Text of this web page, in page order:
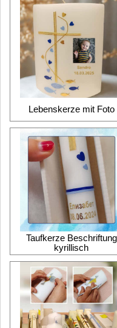
Lebenskerze mit Foto
Taufkerze Beschriftung
kyrillisch